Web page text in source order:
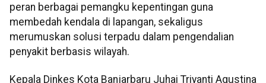
peran berbagai pemangku kepentingan guna
membedah kendala di lapangan, sekaligus
merumuskan solusi terpadu dalam pengendalian
penyakit berbasis wilayah.
Kepala Dinkes Kota Banjarbaru Juhai Triyanti Agustina